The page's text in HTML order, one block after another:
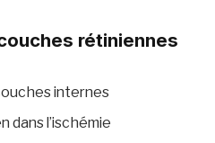
rétiniennes
internes
dans l’ischémie